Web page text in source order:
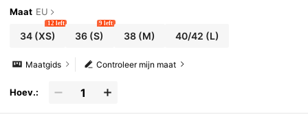
Maat EU
34(XS)
12 left
36 (S)
9 left
38(M) 40/42 (L)
Controleer mijn maat
Maatgids
Hoev.: